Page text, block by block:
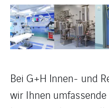
Bei G+H Innen- und
wir Ihnen